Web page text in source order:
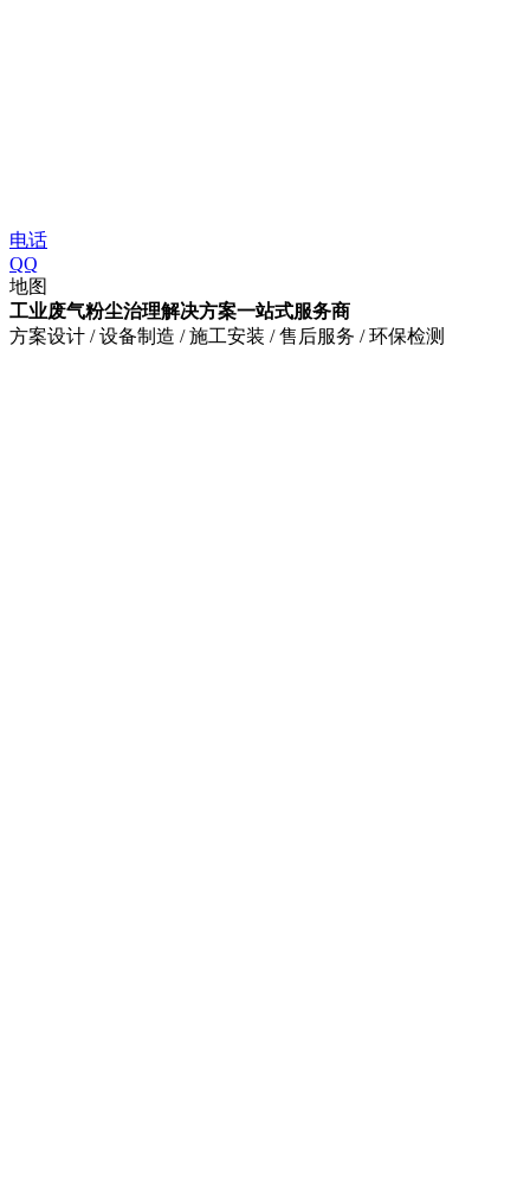
电话
QQ
地图
工业废气粉尘治理解决方案一站式服务商
方案设计 / 设备制造 / 施工安装 / 售后服务 / 环保检测